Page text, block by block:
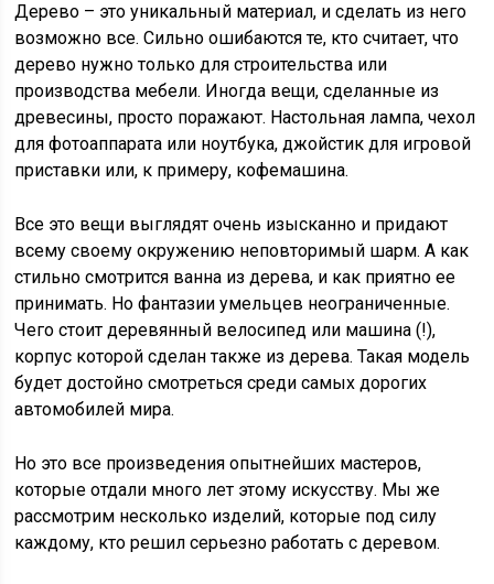
Дерево – это уникальный материал, и сделать из него
возможно все. Сильно ошибаются те, кто считает, что
дерево нужно только для строительства или
производства мебели. Иногда вещи, сделанные из
древесины, просто поражают. Настольная лампа, чехол
для фотоаппарата или ноутбука, джойстик для игровой
приставки или, к примеру, кофемашина.
Все это вещи выглядят очень изысканно и придают
всему своему окружению неповторимый шарм. А как
стильно смотрится ванна из дерева, и как приятно ее
принимать. Но фантазии умельцев неограниченные.
Чего стоит деревянный велосипед или машина (!),
корпус которой сделан также из дерева. Такая модель
будет достойно смотреться среди самых дорогих
автомобилей мира.
Но это все произведения опытнейших мастеров,
которые отдали много лет этому искусству. Мы же
рассмотрим несколько изделий, которые под силу
каждому, кто решил серьезно работать с деревом.